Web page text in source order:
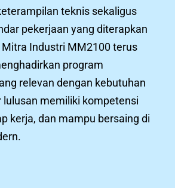
teknis sekaligus
pekerjaan yang diterapkan
Industri MM2100 terus
program
relevan dengan kebutuhan
lulusan memiliki kompetensi
kerja, dan mampu bersaing di